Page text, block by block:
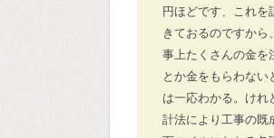
円ほどです、これ
きておるのですか
事上たくさんの金を
とか金をもらわな
は一応わかる。けれ
計法により工事の既